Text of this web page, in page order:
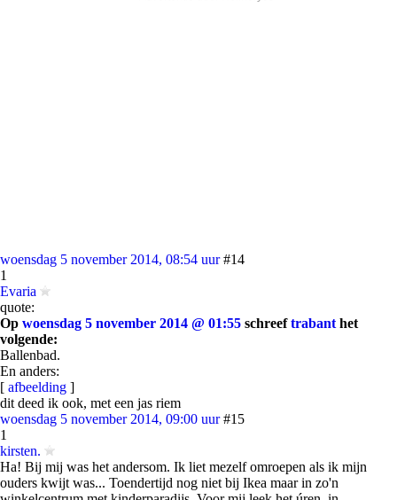
woensdag 5 november 2014, 08:54 uur #14
1
Evaria
quote:
Op woensdag 5 november 2014 @ 01:55 schreeftrabant het
volgende:
Ballenbad.
En anders:
[ afbeelding ]
dit deed ik ook, met een jas riem
woensdag 5 november 2014, 09:00 uur #15
1
kirsten.
Ha! Bij mij was het andersom. Ik liet mezelf omroepen als ik mijn
ouders kwijt was... Toendertijd nog niet bij Ikea maar in zo'n